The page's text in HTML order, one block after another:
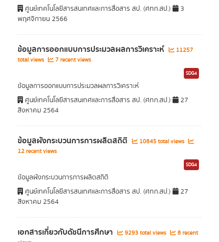
ศูนย์เทคโนโลยีสารสนเทศและการสื่อสาร สป. (ศทก.สป.)
3
พฤศจิกายน 2566
ข้อมูลการออกแบบการประมวลผลการวิเคราะห์
11257
total views
7 recent views
SDG4
ข้อมูลการออกแบบการประมวลผลการวิเคราะห์
ศูนย์เทคโนโลยีสารสนเทศและการสื่อสาร สป. (ศทก.สป.)
27
สิงหาคม 2564
ข้อมูลผังกระบวนการการผลิตสถิติ
10845 total views
12 recent views
SDG4
ข้อมูลผังกระบวนการการผลิตสถิติ
ศูนย์เทคโนโลยีสารสนเทศและการสื่อสาร สป. (ศทก.สป.)
27
สิงหาคม 2564
เอกสารเกี่ยวกับดัชนีการศึกษา 9293 total views
8 recent